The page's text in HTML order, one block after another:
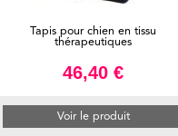
Tapis pour chien en tissu
thérapeutiques
46,40 €
Voir le produit